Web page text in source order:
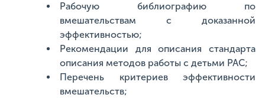
Рабочую библиографию по
вмешательствам с доказанной
эффективностью;
Рекомендации для описания стандарта
описания методов работы с детьми РАС;
Перечень критериев эффективности
вмешательств;